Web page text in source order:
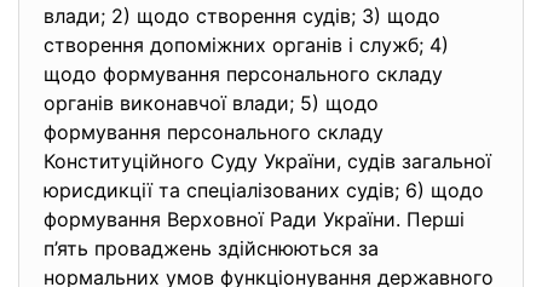
влади; 2) щодо створення судів; 3) щодо
створення допоміжних органів і служб; 4)
щодо формування персонального складу
органів виконавчої влади; 5) щодо
формування персонального складу
Конституційного Суду України, судів загальної
юрисдикції та спеціалізованих судів; 6) щодо
формування Верховної Ради України. Перші
п’ять проваджень здійснюються за
нормальних умов функціонування державного